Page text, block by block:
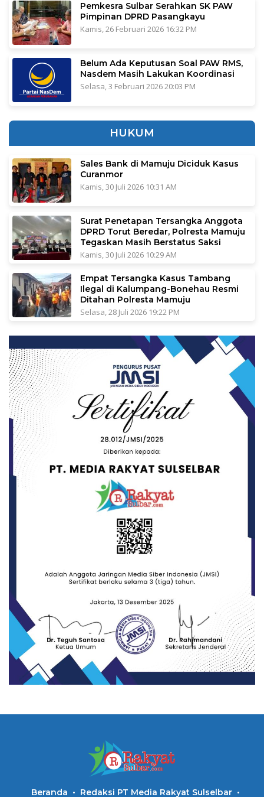
Pemkesra Sulbar Serahkan SK PAW
Pimpinan DPRD Pasangkayu
Kamis, 26 Februari 2026 16:32 PM
Belum Ada Keputusan Soal PAW RMS,
Nasdem Masih Lakukan Koordinasi
Selasa, 3 Februari 2026 20:03 PM
HUKUM
Sales Bank di Mamuju Diciduk Kasus
Curanmor
Kamis, 30 Juli 2026 10:31 AM
Surat Penetapan Tersangka Anggota
DPRD Torut Beredar, Polresta Mamuju
Tegaskan Masih Berstatus Saksi
Kamis, 30 Juli 2026 10:29 AM
Empat Tersangka Kasus Tambang
Ilegal di Kalumpang-Bonehau Resmi
Ditahan Polresta Mamuju
Selasa, 28 Juli 2026 19:22 PM
Beranda Redaksi PT Media Rakyat Sulselbar